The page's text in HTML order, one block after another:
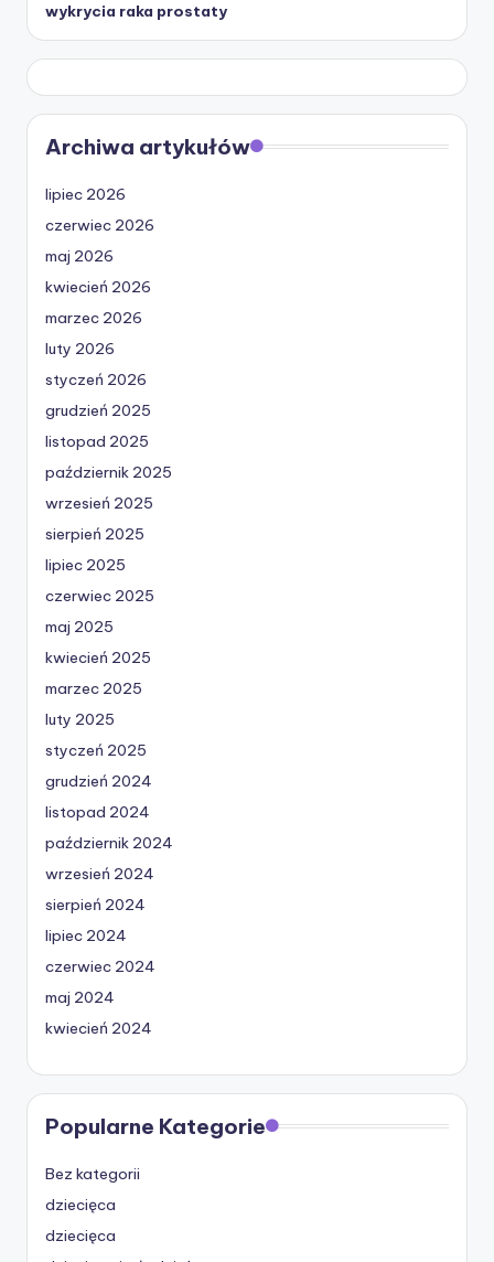
wykrycia raka prostaty
Archiwa artykułów
lipiec 2026
czerwiec 2026
maj 2026
kwiecień 2026
marzec 2026
luty 2026
styczeń 2026
grudzień 2025
listopad 2025
październik 2025
wrzesień 2025
sierpień 2025
lipiec 2025
czerwiec 2025
maj 2025
kwiecień 2025
marzec 2025
luty 2025
styczeń 2025
grudzień 2024
listopad 2024
październik 2024
wrzesień 2024
sierpień 2024
lipiec 2024
czerwiec 2024
maj 2024
kwiecień 2024
Popularne Kategorie
Bez kategorii
dziecięca
dziecięca